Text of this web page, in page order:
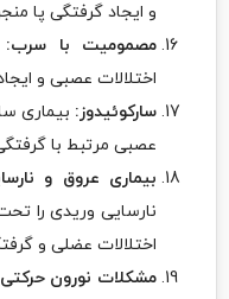
و ایجاد گرفتگی پا
مصمومیت با سرب:
اختلالات عصبی و
سارکوئیدوز: بیماری
عصبی مرتبط با
بیماری عروق و
نارسایی وریدی را
اختلالات عضلی و
مشکلات نورون